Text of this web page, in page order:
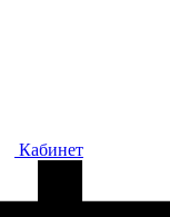
Кабинет